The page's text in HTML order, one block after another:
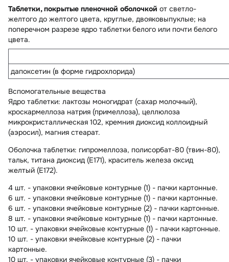
Таблетки, покрытые пленочной оболочкой от светло-
желтого до желтого цвета, круглые, двояковыпуклые; на
поперечном разрезе ядро таблетки белого или почти белого
цвета.
дапоксетин (в форме гидрохлорида)
Вспомогательные вещества
Ядро таблетки: лактозы моногидрат (сахар молочный),
кроскармеллоза натрия (примеллоза), целлюлоза
микрокристаллическая 102, кремния диоксид коллоидный
(аэросил), магния стеарат.
Оболочка таблетки: гипромеллоза, полисорбат-80 (твин-80),
тальк, титана диоксид (E171), краситель железа оксид
желтый (E172).
4 шт. - упаковки ячейковые контурные (1) - пачки картонные.
6 шт. - упаковки ячейковые контурные (1) - пачки картонные.
6 шт. - упаковки ячейковые контурные (2) - пачки картонные.
8 шт. - упаковки ячейковые контурные (1) - пачки картонные.
10 шт. - упаковки ячейковые контурные (1) - пачки картонные.
10 шт. - упаковки ячейковые контурные (2) - пачки
картонные.
10 шт. - упаковки ячейковые контурные (3) - пачки